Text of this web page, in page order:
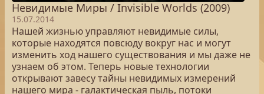
Невидимые Миры / Invisible Worlds (2009)
15.07.2014
Нашей жизнью управляют невидимые силы,
которые находятся повсюду вокруг нас и могут
изменить ход нашего существования и мы даже не
узнаем об этом. Теперь новые технологии
открывают завесу тайны невидимых измерений
нашего мира - галактическая пыль, потоки